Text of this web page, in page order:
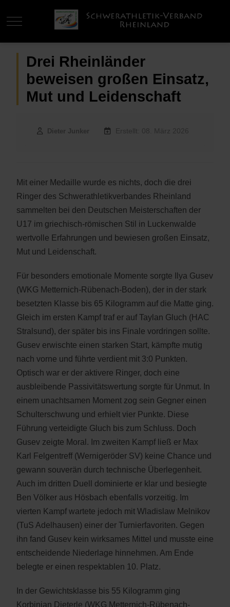
Mobile Menu Toggle
Drei Rheinländer
beweisen großen Einsatz,
Mut und Leidenschaft
Dieter Junker Erstellt: 08. März 2026
Mit einer Medaille wurde es nichts, doch die drei
Ringer des Schwerathletikverbandes Rheinland
sammelten bei den Deutschen Meisterschaften der
U17 im griechisch-römischen Stil in Luckenwalde
wertvolle Erfahrungen und bewiesen großen Einsatz,
Mut und Leidenschaft.
Für besonders emotionale Momente sorgte Ilya Gusev
(WKG Metternich-Rübenach-Boden), der in der stark
besetzten Klasse bis 65 Kilogramm auf die Matte ging.
Gleich im ersten Kampf traf er auf Taylan Gluch (HAC
Stralsund), der später bis ins Finale vordringen sollte.
Gusev erwischte einen starken Start, kämpfte mutig
nach vorne und führte verdient mit 3:0 Punkten.
Optisch war er der aktivere Ringer, doch eine
ausbleibende Passivitätswertung sorgte für Unmut. In
einem unachtsamen Moment zog sein Gegner einen
Schulterschwung und erhielt vier Punkte. Diese
Führung verteidigte Gluch bis zum Schluss. Doch
Gusev zeigte Moral. Im zweiten Kampf ließ er Max
Karl Felgentreff (Wernigeröder SV) keine Chance und
gewann souverän durch technische Überlegenheit.
Auch im dritten Duell dominierte er klar und besiegte
Ben Völker aus Hösbach ebenfalls vorzeitig. Im
vierten Kampf wartete jedoch mit Wladislaw Melnikov
(TuS Adelhausen) einer der Turnierfavoriten. Gegen
ihn fand Gusev kein wirksames Mittel und musste eine
entscheidende Niederlage hinnehmen. Am Ende
belegte er einen respektablen 10. Platz.
In der Gewichtsklasse bis 55 Kilogramm ging
Korbinian Dieterle (WKG Metternich-Rübenach-